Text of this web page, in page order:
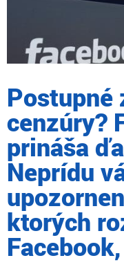
Postupné
cenzúry?
prináša
Neprídu
ktorých